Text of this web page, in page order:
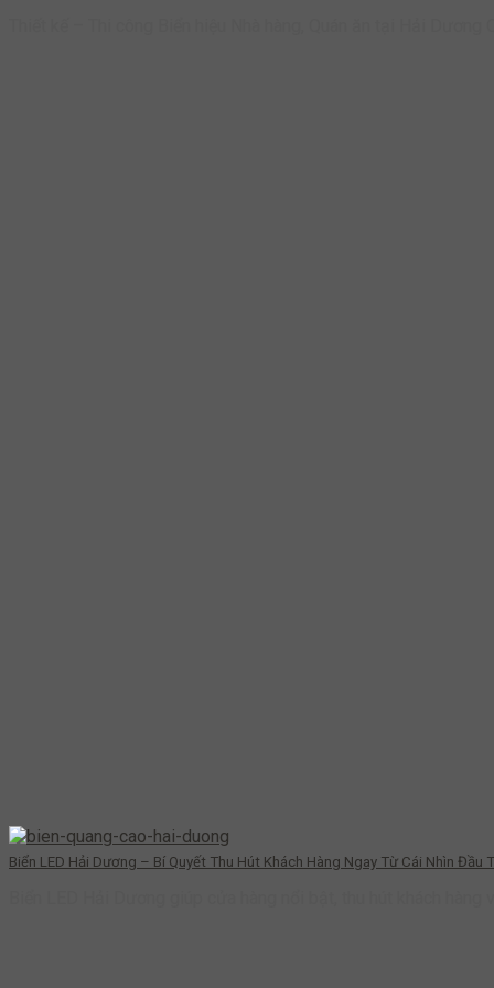
Biển LED Hải Dương – Bí Quyết Thu Hút Khách Hàng Ngay Từ Cái Nhìn Đầu